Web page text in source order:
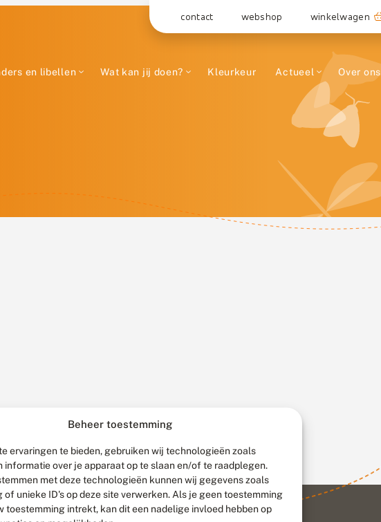
Beheer toestemming
ervaringen te bieden, gebruiken wij technologieën zoals
informatie over je apparaat op te slaan en/of te raadplegen.
met deze technologieën kunnen wij gegevens zoals
of unieke ID's op deze site verwerken. Als je geen toestemming
toestemming intrekt, kan dit een nadelige invloed hebben op
contact webshop winkelwagen
en libellen Wat kan jij doen? Kleurkeur Actueel Over ons